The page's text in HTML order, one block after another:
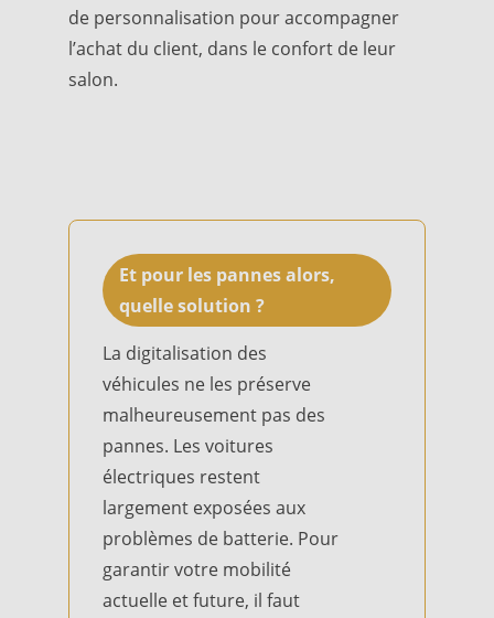
de personnalisation pour accompagner
l’achat du client, dans le confort de leur
salon.
Et pour les pannes alors,
quelle solution ?
La digitalisation des
véhicules ne les préserve
malheureusement pas des
pannes. Les voitures
électriques restent
largement exposées aux
problèmes de batterie. Pour
garantir votre mobilité
actuelle et future, il faut